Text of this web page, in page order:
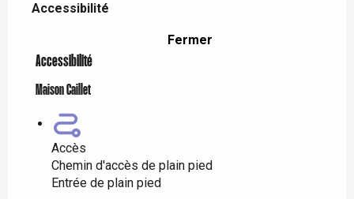
Accessibilité
Fermer
Accessibilité
Maison Caillet
Accès
Chemin d'accès de plain pied
Entrée de plain pied